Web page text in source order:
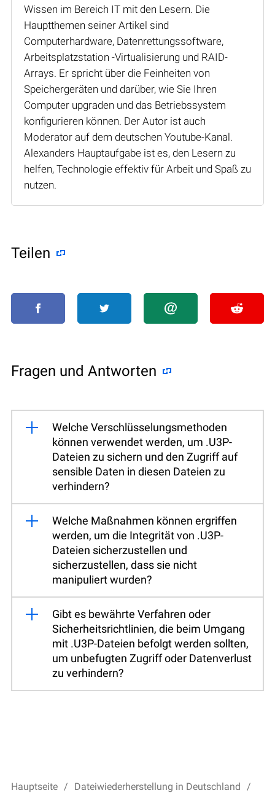
Wissen im Bereich IT mit den Lesern. Die
Hauptthemen seiner Artikel sind
Computerhardware, Datenrettungssoftware,
Arbeitsplatzstation -Virtualisierung und RAID-
Arrays. Er spricht über die Feinheiten von
Speichergeräten und darüber, wie Sie Ihren
Computer upgraden und das Betriebssystem
konfigurieren können. Der Autor ist auch
Moderator auf dem deutschen Youtube-Kanal.
Alexanders Hauptaufgabe ist es, den Lesern zu
helfen, Technologie effektiv für Arbeit und Spaß zu
nutzen.
Teilen
Fragen und Antworten
Welche Verschlüsselungsmethoden
können verwendet werden, um .U3P-
Dateien zu sichern und den Zugriff auf
sensible Daten in diesen Dateien zu
verhindern?
Welche Maßnahmen können ergriffen
werden, um die Integrität von .U3P-
Dateien sicherzustellen und
sicherzustellen, dass sie nicht
manipuliert wurden?
Gibt es bewährte Verfahren oder
Sicherheitsrichtlinien, die beim Umgang
mit .U3P-Dateien befolgt werden sollten,
um unbefugten Zugriff oder Datenverlust
zu verhindern?
Hauptseite
Dateiwiederherstellung in Deutschland